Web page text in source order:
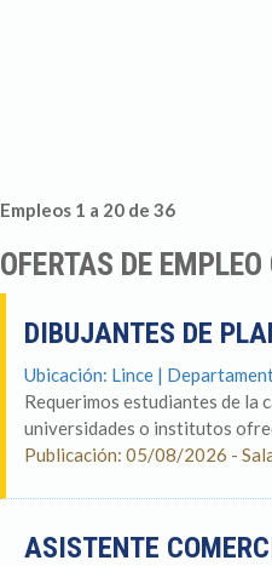
Empleos 1 a 20 de 36
OFERTAS DE
DIBUJANTES DE
Ubicación: Lince |
Requerimos estudiantes de la
universidades o institutos
Publicación: 05/08/2026 -
ASISTENTE